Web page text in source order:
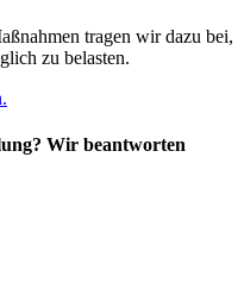
tragen wir dazu bei,
zu belasten.
Wir beantworten